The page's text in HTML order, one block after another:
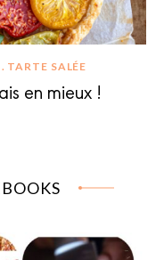
TARTE SALÉE
en mieux !